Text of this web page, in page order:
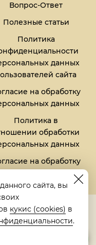
Вопрос-Ответ
Полезные статьи
Политика
данных
сайта
на обработку
данных
Политика в
обработки
данных
на обработку
кукис (cookies)
сайта, вы
кукис (cookies) в
.